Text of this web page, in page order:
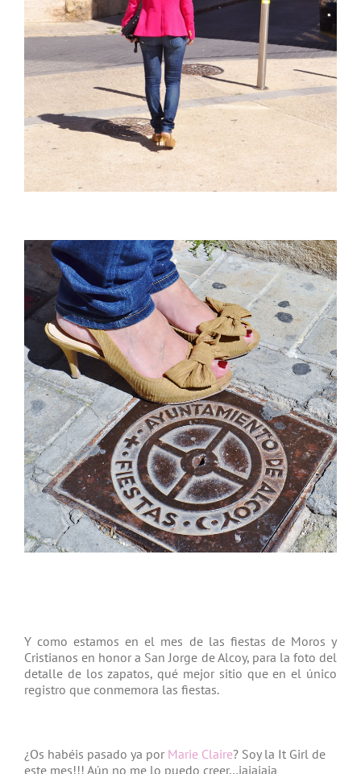
Y como estamos en el mes de las fiestas de Moros y
Cristianos en honor a San Jorge de Alcoy, para la foto del
detalle de los zapatos, qué mejor sitio que en el único
registro que conmemora las fiestas.
¿Os habéis pasado ya por Marie Claire? Soy la It Girl de
este mes!!! Aún no me lo puedo creer…jajajaja